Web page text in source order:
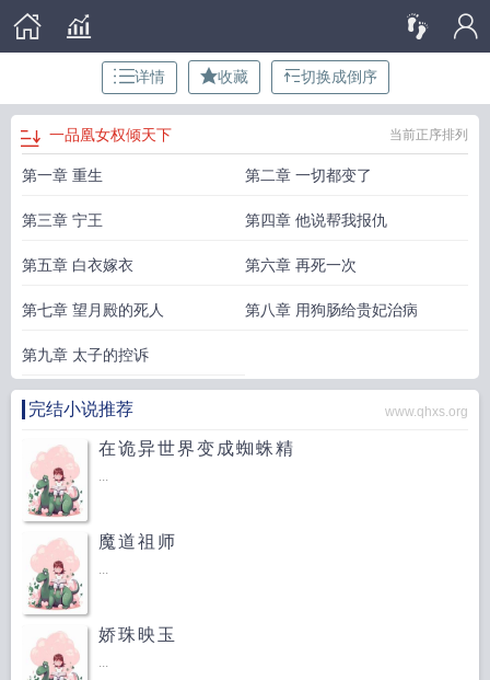
详情 收藏 切换成倒序
当前正序排列
一品凰女权倾天下
第一章 重生 第二章 一切都变了
第三章 宁王 第四章 他说帮我报仇
第五章 白衣嫁衣 第六章 再死一次
第七章 望月殿的死人 第八章 用狗肠给贵妃治病
第九章 太子的控诉
完结小说推荐 www.qhxs.org
在诡异世界变成蜘蛛精
...
魔道祖师
...
娇珠映玉
...